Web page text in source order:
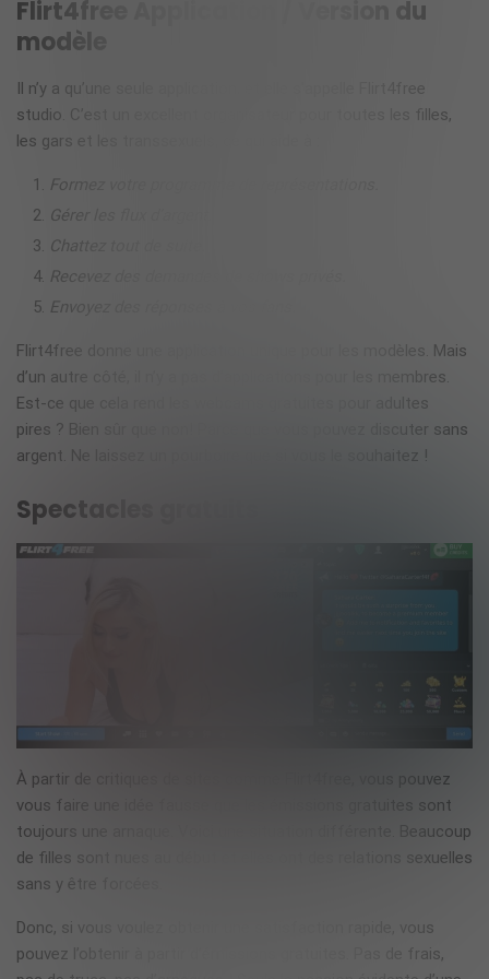
Flirt4free Application / Version du
modèle
Il n’y a qu’une seule application, et elle s’appelle Flirt4free
studio. C’est un excellent organisateur pour toutes les filles,
les gars et les transsexuels, ce qui aide à :
Formez votre programme de représentations.
Gérer les flux d’argent.
Chattez tout de suite.
Recevez des demandes de shows privés.
Envoyez des réponses à vos fans.
Flirt4free donne une application unique pour les modèles. Mais
d’un autre côté, il n’y a pas d’applications pour les membres.
Est-ce que cela rend les webcams gratuites pour adultes
pires ? Bien sûr que non! Parce que vous pouvez discuter sans
argent. Ne laissez un pourboire que si vous le souhaitez !
Spectacles gratuits
À partir de critiques de sites comme Flirt4free, vous pouvez
vous faire une idée fausse que les émissions gratuites sont
toujours une arnaque. Voici une situation différente. Beaucoup
de filles sont nues au début et elles ont des relations sexuelles
sans y être forcées.
Donc, si vous voulez obtenir une satisfaction rapide, vous
pouvez l’obtenir à partir d’émissions gratuites. Pas de frais,